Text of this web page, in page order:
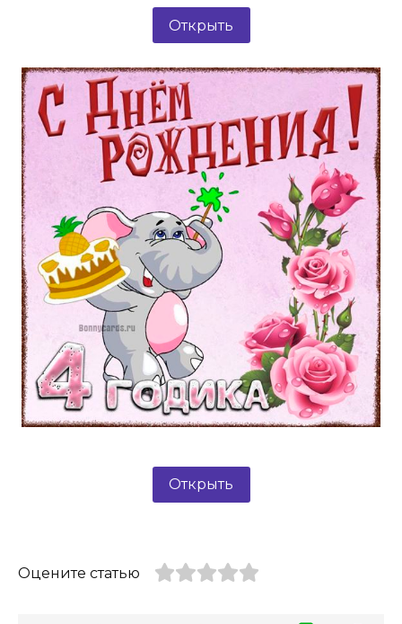
Открыть
Открыть
Оцените статью